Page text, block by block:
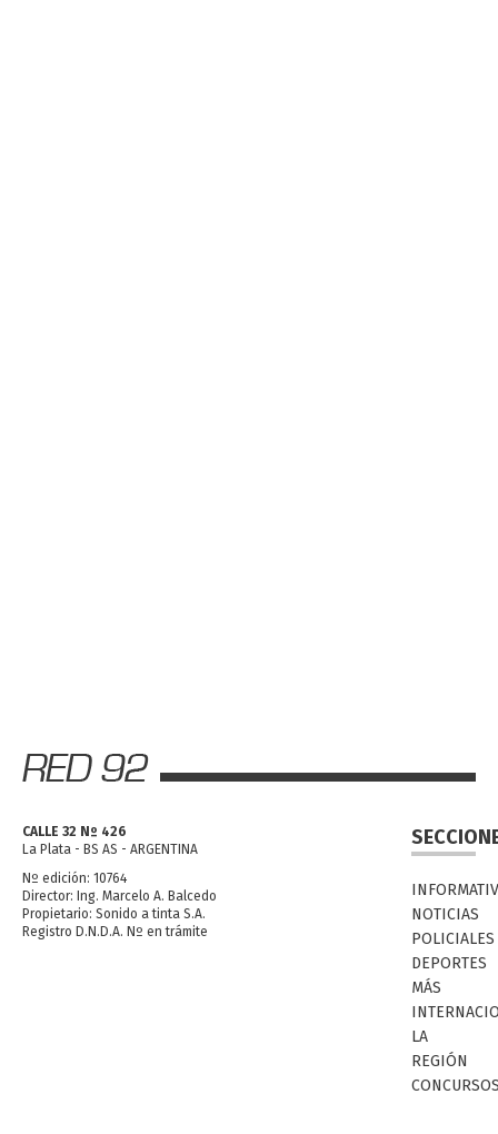
CALLE 32 Nº 426
La Plata - BS AS - ARGENTINA
Nº edición: 10764
Director: Ing. Marcelo A. Balcedo
Propietario: Sonido a tinta S.A.
Registro D.N.D.A. Nº en trámite
NOTICIAS
POLICIALES
DEPORTES
MÁS
LA
REGIÓN